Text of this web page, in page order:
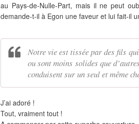
au Pays-de-Nulle-Part, mais il ne peut
demande-t-il à Egon une faveur et lui fait-il
Notre vie est tissée par des fils
ou sont moins solides que
conduisent sur un seul et même
J’ai adoré !
Tout, vraiment tout !